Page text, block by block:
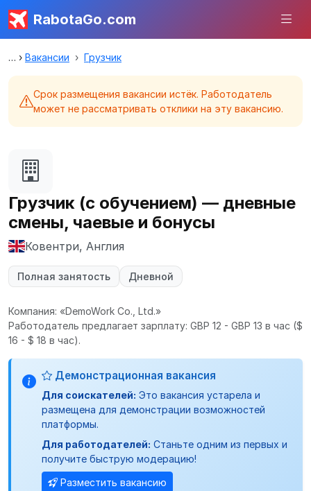
RabotaGo.com
Вакансии Грузчик
Срок размещения вакансии истёк. Работодатель
может не рассматривать отклики на эту вакансию.
Грузчик (с обучением) — дневные
смены, чаевые и бонусы
Ковентри, Англия
Полная занятость Дневной
Компания: «DemoWork Co., Ltd.»
Работодатель предлагает зарплату: GBP 12 - GBP 13 в час ($
16 - $ 18 в час).
Демонстрационная вакансия
Для соискателей: Это вакансия устарела и
размещена для демонстрации возможностей
платформы.
Для работодателей: Станьте одним из первых и
получите быструю модерацию!
Разместить вакансию